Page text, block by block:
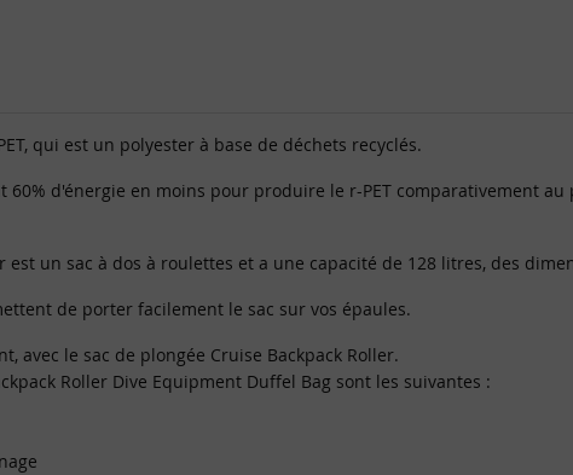
qui est un polyester à base de déchets recyclés.
d'énergie en moins pour produire le r-PET comparativement
un sac à dos à roulettes et a une capacité de 128 litres, des
de porter facilement le sac sur vos épaules.
avec le sac de plongée Cruise Backpack Roller.
Roller Dive Equipment Duffel Bag sont les suivantes :